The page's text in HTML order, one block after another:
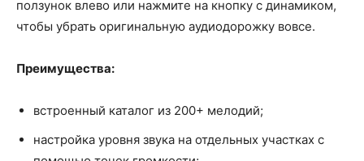
ползунок влево или нажмите на кнопку с динамиком,
чтобы убрать оригинальную аудиодорожку вовсе.
Преимущества:
встроенный каталог из 200+ мелодий;
настройка уровня звука на отдельных участках с